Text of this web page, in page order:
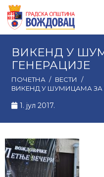
ВИКЕНД У
ГЕНЕРАЦИЈЕ
ПОЧЕТНА / ВЕСТИ
/
ВИКЕНД У ШУМИЦАМА ЗА
1. јул 2017.